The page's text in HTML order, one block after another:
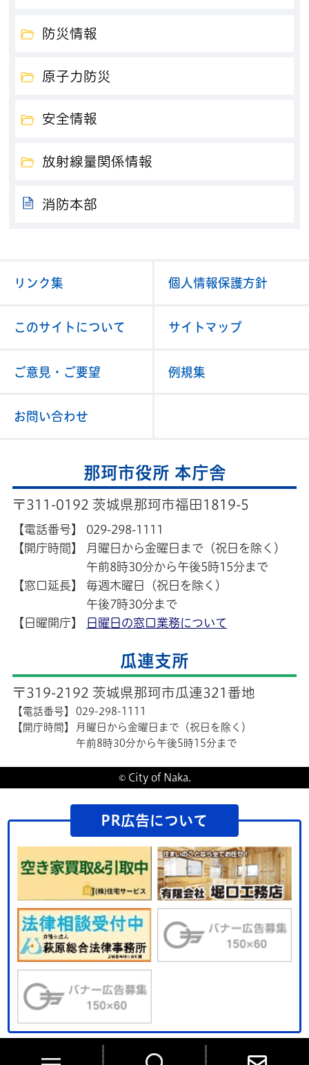
防災情報
原子力防災
安全情報
放射線量関係情報
消防本部
リンク集 個人情報保護方針
このサイトについて サイトマップ
ご意見・ご要望 例規集
お問い合わせ
那珂市役所 本庁舎
〒311-0192 茨城県那珂市福田1819-5
【電話番号】
029-298-1111
【開庁時間】
月曜日から金曜日まで（祝日を除く）
午前8時30分から午後5時15分まで
【窓口延長】
毎週木曜日（祝日を除く）
午後7時30分まで
【日曜開庁】
日曜日の窓口業務について
瓜連支所
〒319-2192 茨城県那珂市瓜連321番地
【電話番号】
029-298-1111
【開庁時間】
月曜日から金曜日まで（祝日を除く）
午前8時30分から午後5時15分まで
© City of Naka.
PR広告について